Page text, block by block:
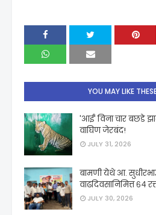
YOU MAY LIKE
'आई' विना चार बछडे
वाघिण जेरबंद!
JULY 31, 2026
बामणी येथे आ.
वाढदिवसानिमित्त ६४
JULY 30, 2026